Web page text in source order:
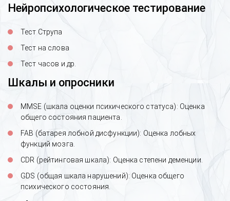
Пациент рассказывает о выводе из
запоя на дому и улучшении
самочувствия
Нейропсихологическое тестирование
Тест Струпа
Тест на слова
Тест часов и др.
Шкалы и опросники
MMSE (шкала оценки психического статуса): Оценка
общего состояния пациента.
FAB (батарея лобной дисфункции): Оценка лобных
функций мозга.
CDR (рейтинговая шкала): Оценка степени деменции.
GDS (общая шкала нарушений): Оценка общего
психического состояния.